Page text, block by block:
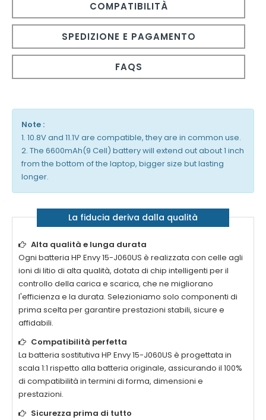
COMPATIBILITÀ
SPEDIZIONE E PAGAMENTO
FAQS
Note :
1. 10.8V and 11.1V are compatible, they are in common use.
2. The 6600mAh(9 Cell) battery will extend out about 1 inch
from the bottom of the laptop, bigger size but lasting
longer.
La fiducia deriva dalla qualità
Alta qualità e lunga durata
Ogni batteria HP Envy 15-J060US è realizzata con celle agli
ioni di litio di alta qualità, dotata di chip intelligenti per il
controllo della carica e scarica, che ne migliorano
l'efficienza e la durata. Selezioniamo solo componenti di
prima scelta per garantire prestazioni stabili, sicure e
affidabili.
Compatibilità perfetta
La batteria sostitutiva HP Envy 15-J060US è progettata in
scala 1:1 rispetto alla batteria originale, assicurando il 100%
di compatibilità in termini di forma, dimensioni e
prestazioni.
Sicurezza prima di tutto